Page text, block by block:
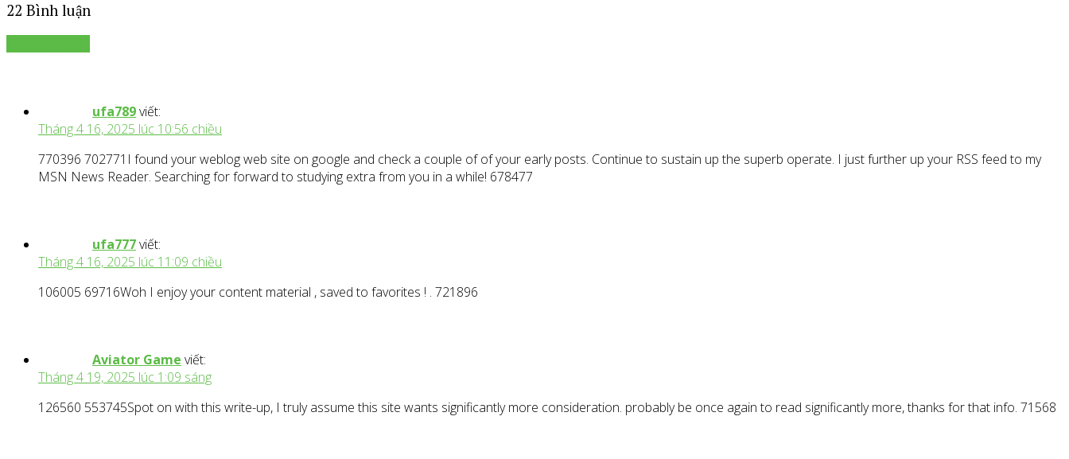
22 Bình luận
ufa789viết:
Tháng 4 16, 2025 lúc 10:56 chiều
770396 702771I found your weblog web site on google and check a couple of of your early posts. Continue to sustain up the superb operate. I just further up your RSS feed to my
MSN News Reader. Searching for forward to studying extra from you in a while! 678477
ufa777viết:
Tháng 4 16, 2025 lúc 11:09 chiều
106005 69716Woh I enjoy your content material , saved to favorites ! . 721896
Aviator Game viết:
Tháng 4 19, 2025 lúc 1:09 sáng
126560 553745Spot on with this write-up, I truly assume this site wants significantly more consideration. probably be once again to read significantly more, thanks for that info. 71568